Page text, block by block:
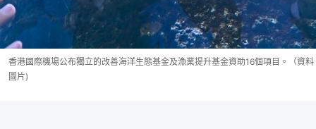
香港國際機場公布獨立的改善海洋生態基金及漁業提升基金資助16個項目。（資料
圖片)